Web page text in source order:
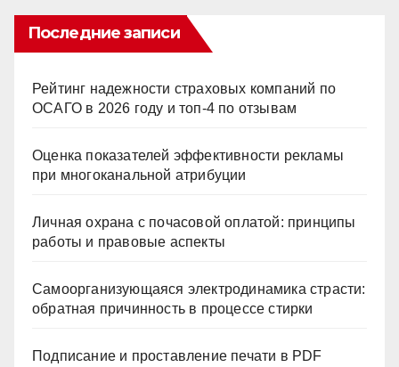
Последние записи
Рейтинг надежности страховых компаний по
ОСАГО в 2026 году и топ-4 по отзывам
Оценка показателей эффективности рекламы
при многоканальной атрибуции
Личная охрана с почасовой оплатой: принципы
работы и правовые аспекты
Самоорганизующаяся электродинамика страсти:
обратная причинность в процессе стирки
Подписание и проставление печати в PDF